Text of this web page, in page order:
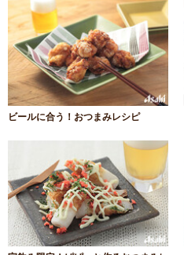
ビールに合う！おつまみレシピ